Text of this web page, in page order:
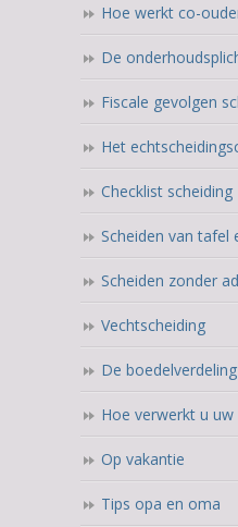
Hoe werkt co-
De
Fiscale gevolgen
Het
Checklist scheiding
Scheiden van tafel
Scheiden zonder
Vechtscheiding
De boedelverdeling
Hoe verwerkt u uw
Op vakantie
Tips opa en oma